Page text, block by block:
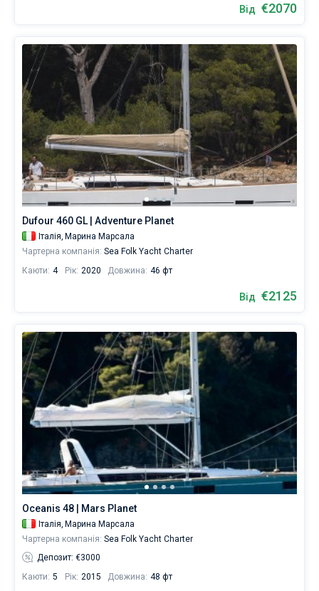
Від €2070
Dufour 460 GL | Adventure Planet
Італія, Марина Марсала
Чартерна компанія: Sea Folk Yacht Charter
Каюти: 4 Рік: 2020 Довжина: 46 фт
Від €2125
Oceanis 48 | Mars Planet
Італія, Марина Марсала
Чартерна компанія: Sea Folk Yacht Charter
Депозит: €3000
Каюти: 5 Рік: 2015 Довжина: 48 фт